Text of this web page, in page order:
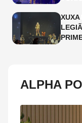
XUXA
ALPHA